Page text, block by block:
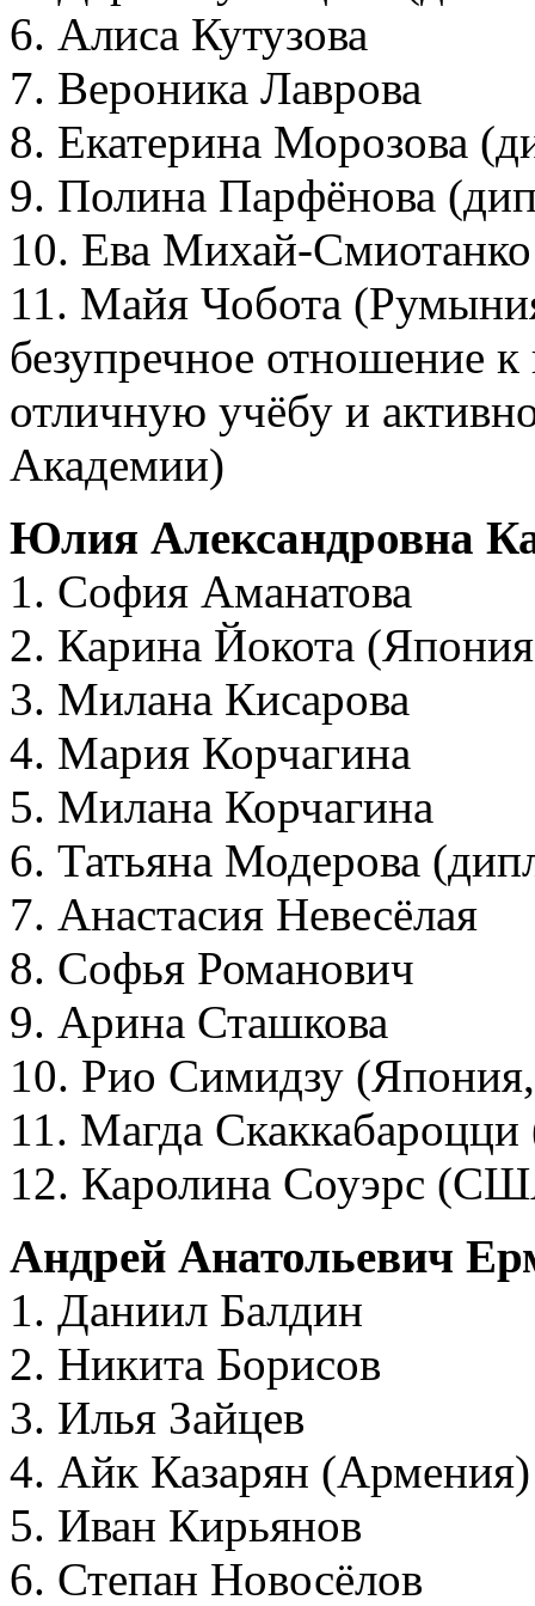
6. Алиса Кутузова
7. Вероника Лаврова
8. Екатерина Морозова
9. Полина Парфёнова
10. Ева Михай-Смиотанко
11. Майя Чобота
безупречное отношение к
отличную учёбу и
Академии)
Юлия Александровна
1. София Аманатова
2. Карина Йокота
3. Милана Кисарова
4. Мария Корчагина
5. Милана Корчагина
6. Татьяна Модерова
7. Анастасия Невесёлая
8. Софья Романович
9. Арина Сташкова
10. Рио Симидзу (Япония,
11. Магда Скаккабароцци
12. Каролина Соуэрс
Андрей Анатольевич
1. Даниил Балдин
2. Никита Борисов
3. Илья Зайцев
4. Айк Казарян (Армения)
5. Иван Кирьянов
6. Степан Новосёлов